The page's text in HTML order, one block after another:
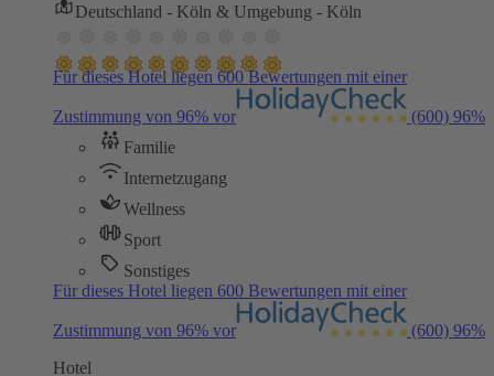
Deutschland - Köln & Umgebung - Köln
Für dieses Hotel liegen 600 Bewertungen mit einer
Zustimmung von 96% vor (600) 96%
Familie
Internetzugang
Wellness
Sport
Sonstiges
Für dieses Hotel liegen 600 Bewertungen mit einer
Zustimmung von 96% vor (600) 96%
Hotel